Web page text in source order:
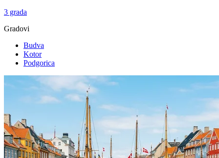
3 grada
Gradovi
Budva
Kotor
Podgorica